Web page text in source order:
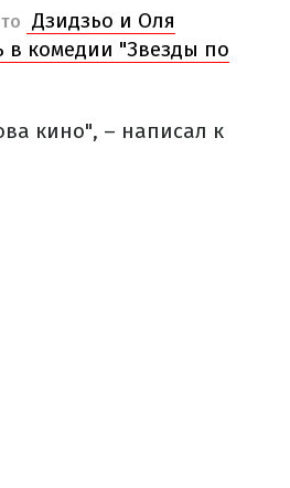
Дзидзьо и Оля
в комедии "Звезды по
кино", – написал к